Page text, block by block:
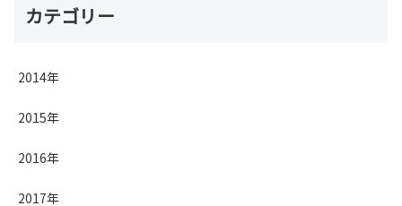
カテゴリー
2014年
2015年
2016年
2017年